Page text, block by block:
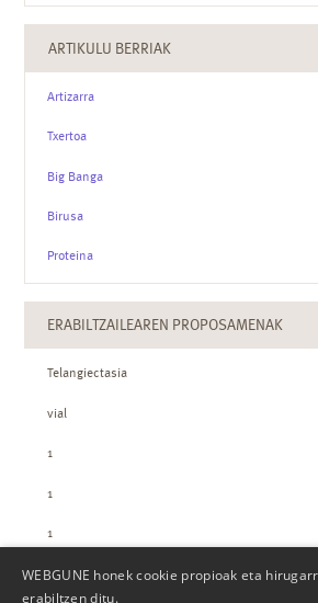
ARTIKULU BERRIAK
Artizarra
Txertoa
Big Banga
Birusa
Proteina
ERABILTZAILEAREN PROPOSAMENAK
Telangiectasia
vial
1
1
1
ZTH-REN KOPURUAK
WEBGUNE honek cookie propioak eta
erabiltzen ditu.